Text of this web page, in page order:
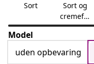
Sort
Sort og
cremefar
vet
Model
uden opbevaring